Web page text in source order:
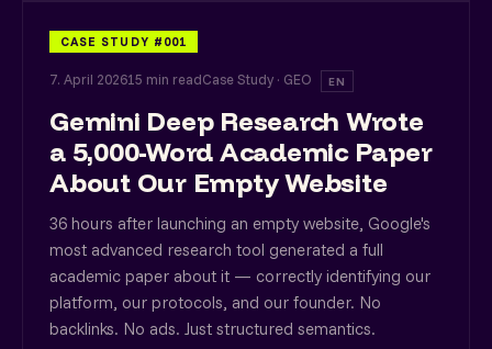
CASE STUDY #001
7. April 202615 min readCase Study · GEO EN
Gemini Deep Research Wrote
a 5,000-Word Academic Paper
About Our Empty Website
36 hours after launching an empty website, Google's
most advanced research tool generated a full
academic paper about it — correctly identifying our
platform, our protocols, and our founder. No
backlinks. No ads. Just structured semantics.